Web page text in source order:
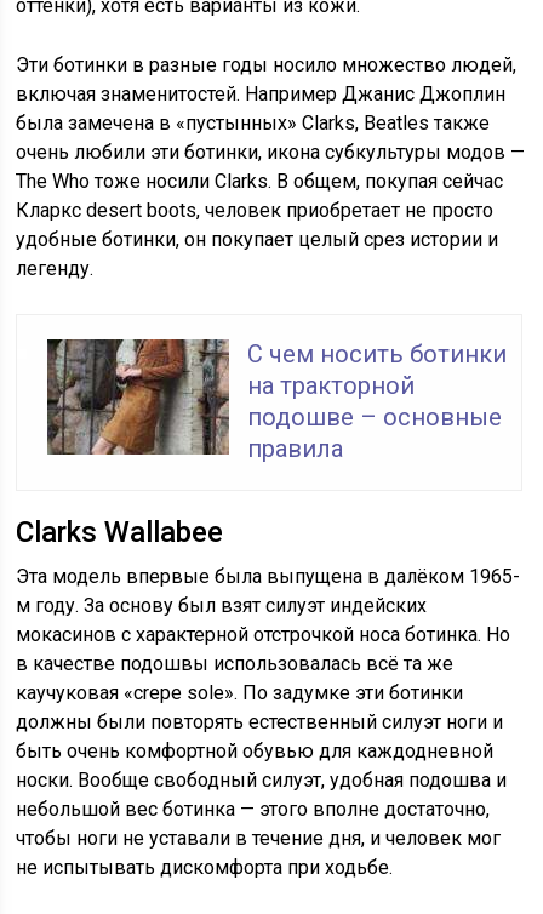
оттенки), хотя есть варианты из кожи.
Эти ботинки в разные годы носило множество людей,
включая знаменитостей. Например Джанис Джоплин
была замечена в «пустынных» Clarks, Beatles также
очень любили эти ботинки, икона субкультуры модов —
The Who тоже носили Clarks. В общем, покупая сейчас
Кларкс desert boots, человек приобретает не просто
удобные ботинки, он покупает целый срез истории и
легенду.
С чем носить ботинки
на тракторной
подошве – основные
правила
Clarks Wallabee
Эта модель впервые была выпущена в далёком 1965-
м году. За основу был взят силуэт индейских
мокасинов с характерной отстрочкой носа ботинка. Но
в качестве подошвы использовалась всё та же
каучуковая «crepe sole». По задумке эти ботинки
должны были повторять естественный силуэт ноги и
быть очень комфортной обувью для каждодневной
носки. Вообще свободный силуэт, удобная подошва и
небольшой вес ботинка — этого вполне достаточно,
чтобы ноги не уставали в течение дня, и человек мог
не испытывать дискомфорта при ходьбе.